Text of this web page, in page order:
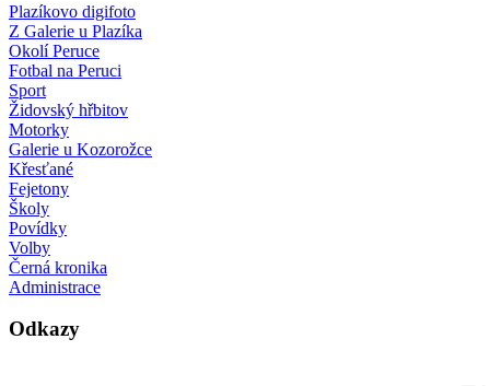
Plazíkovo digifoto
Z Galerie u Plazíka
Okolí Peruce
Fotbal na Peruci
Sport
Židovský hřbitov
Motorky
Galerie u Kozorožce
Křesťané
Fejetony
Školy
Povídky
Volby
Černá kronika
Administrace
Odkazy